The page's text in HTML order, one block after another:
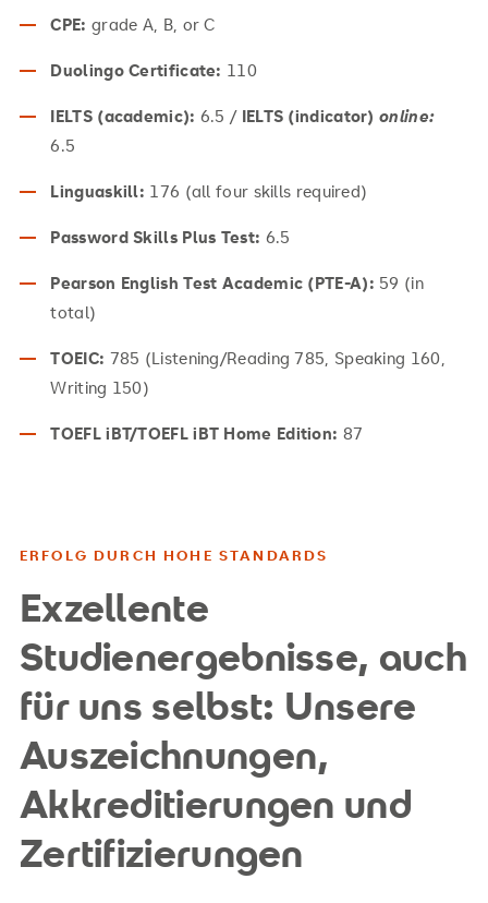
CPE: grade A, B, or C
Duolingo Certificate: 110
IELTS (academic): 6.5 / IELTS (indicator)online:
6.5
Linguaskill: 176 (all four skills required)
Password Skills Plus Test: 6.5
Pearson English Test Academic (PTE-A): 59 (in
total)
TOEIC: 785 (Listening/Reading 785, Speaking 160,
Writing 150)
TOEFL iBT/TOEFL iBT Home Edition: 87
ERFOLG DURCH HOHE STANDARDS
Exzellente
Studienergebnisse, auch
für uns selbst: Unsere
Auszeichnungen,
Akkreditierungen und
Zertifizierungen